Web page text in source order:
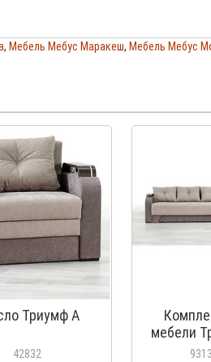
, Мебель Мебус Маракеш, Мебель Мебус
Триумф А
42832
мебели